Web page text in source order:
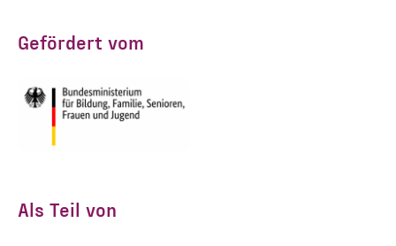
Gefördert vom
Als Teil von
ANMELDEN